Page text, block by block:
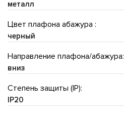
металл
Цвет плафона абажура :
черный
Направление плафона/абажура:
вниз
Степень защиты (IP):
IP20